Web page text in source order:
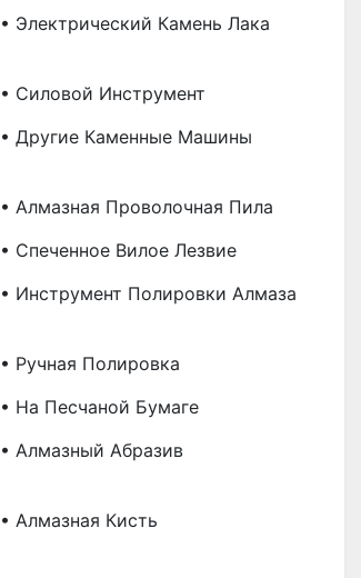
• Электрический Камень Лака
• Силовой Инструмент
• Другие Каменные Машины
• Алмазная Проволочная Пила
• Спеченное Вилое Лезвие
• Инструмент Полировки Алмаза
• Ручная Полировка
• На Песчаной Бумаге
• Алмазный Абразив
• Алмазная Кисть